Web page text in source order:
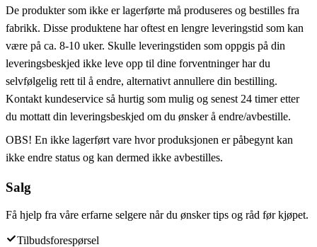
De produkter som ikke er lagerførte må produseres og bestilles fra
fabrikk. Disse produktene har oftest en lengre leveringstid som kan
være på ca. 8-10 uker. Skulle leveringstiden som oppgis på din
leveringsbeskjed ikke leve opp til dine forventninger har du
selvfølgelig rett til å endre, alternativt annullere din bestilling.
Kontakt kundeservice så hurtig som mulig og senest 24 timer etter
du mottatt din leveringsbeskjed om du ønsker å endre/avbestille.
OBS! En ikke lagerført vare hvor produksjonen er påbegynt kan
ikke endre status og kan dermed ikke avbestilles.
Salg
Få hjelp fra våre erfarne selgere når du ønsker tips og råd før kjøpet.
Tilbudsforespørsel